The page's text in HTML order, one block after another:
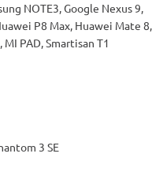
NOTE3, Google Nexus 9,
P8 Max, Huawei Mate 8,
PAD, Smartisan T1
3 SE